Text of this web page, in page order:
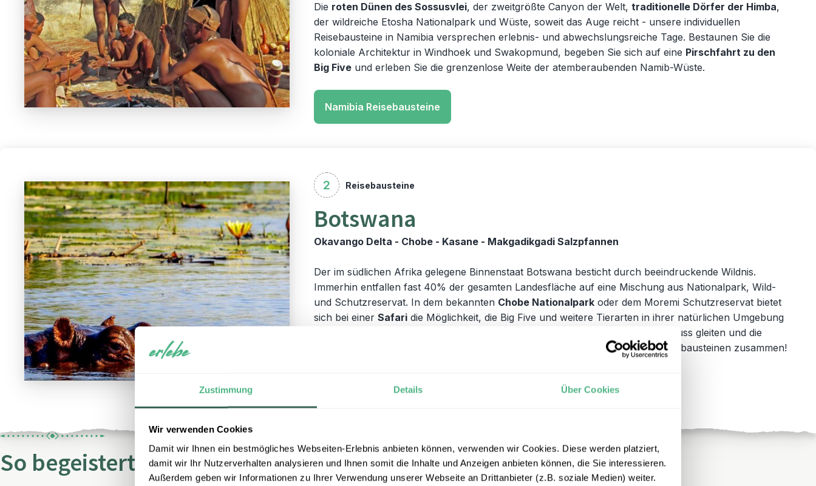
Zustimmung Details Über Cookies
Wir verwenden Cookies
Damit wir Ihnen ein bestmögliches Webseiten-Erlebnis anbieten können, verwenden wir Cookies. Diese werden platziert,
damit wir Ihr Nutzerverhalten analysieren und Ihnen somit die Inhalte und Anzeigen anbieten können, die Sie interessieren.
Außerdem geben wir Informationen zu Ihrer Verwendung unserer Webseite an Drittanbieter (z.B. soziale Medien) weiter.
Die roten Dünen des Sossusvlei, der zweitgrößte Canyon der Welt,traditionelle Dörfer der Himba,
der wildreiche Etosha Nationalpark und Wüste, soweit das Auge reicht - unsere individuellen
Reisebausteine in Namibia versprechen erlebnis- und abwechslungsreiche Tage. Bestaunen Sie die
koloniale Architektur in Windhoek und Swakopmund, begeben Sie sich auf eine Pirschfahrt zu den
Big Five und erleben Sie die grenzenlose Weite der atemberaubenden Namib-Wüste.
Namibia Reisebausteine
2 Reisebausteine
Botswana
Okavango Delta - Chobe - Kasane - Makgadikgadi Salzpfannen
Der im südlichen Afrika gelegene Binnenstaat Botswana besticht durch beeindruckende Wildnis.
Immerhin entfallen fast 40% der gesamten Landesfläche auf eine Mischung aus Nationalpark, Wild-
und Schutzreservat. In dem bekannten Chobe Nationalpark oder dem Moremi Schutzreservat bietet
sich bei einerSafari die Möglichkeit, die Big Five und weitere Tierarten in ihrer natürlichen Umgebung
können Sie außerdem im Mokoro über den Fluss gleiten und die
Natur beobachten. Stellen Sie Ihre Botswana Reise aus unseren flexiblen Reisebausteinen zusammen!
Botswana Reisebausteine
So begeistert sind unsere Gäste